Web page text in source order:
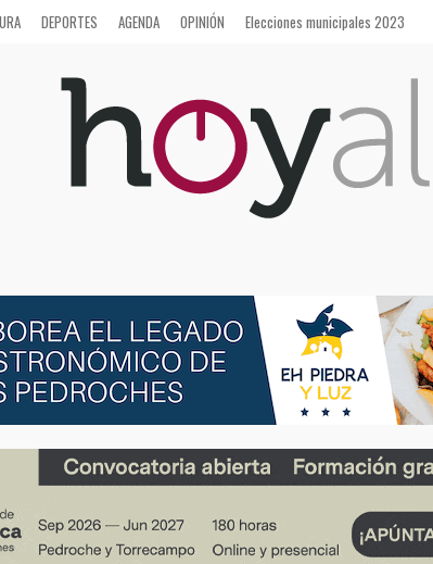
DEPORTES AGENDA OPINIÓN Elecciones municipales 2023